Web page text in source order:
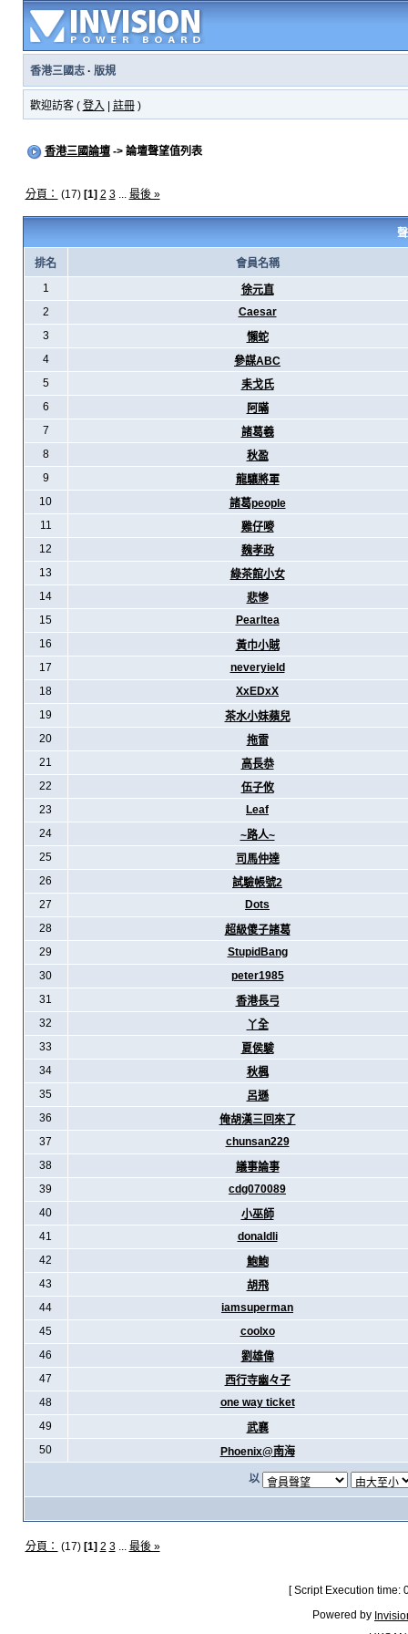
香港三國志· 版規
歡迎訪客 ( 登入 註冊)
香港三國論壇-> 論壇聲望值列表
分頁： (17) [1] 2 3... 最後 »
排名
會員名稱
1
徐元直
2
Caesar
3
懶蛇
4
參謀ABC
5
耒戈氏
6
阿暪
7
諸葛羲
8
秋盈
9
龍驤將軍
10
諸葛people
11
雞仔嘜
12
魏孝政
13
綠茶館小女
14
悲慘
15
Pearltea
16
黃巾小賊
17
neveryield
18
XxEDxX
19
茶水小妹蘋兒
20
拖雷
21
高長恭
22
伍子攸
23
Leaf
24
~路人~
25
司馬仲達
26
試驗帳號2
27
Dots
28
超級傻子諸葛
29
StupidBang
30
peter1985
31
香港長弓
32
丫全
33
夏侯駿
34
秋楓
35
呂遜
36
俺胡漢三回來了
37
chunsan229
38
議事論事
39
cdg070089
40
小巫師
41
donaldli
42
鮑鮑
43
胡飛
44
iamsuperman
45
coolxo
46
劉雄偉
47
西行寺幽々子
48
one way ticket
49
武襄
50
Phoenix@南海
以
分頁： (17) [1] 2 3... 最後 »
[ Script Execution
Powered by